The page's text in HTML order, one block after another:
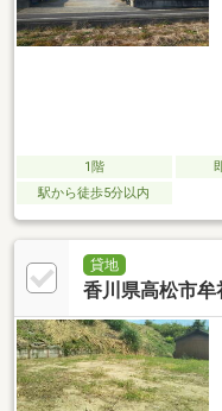
1階
駅から徒歩5分以内
貸地
香川県高松市牟